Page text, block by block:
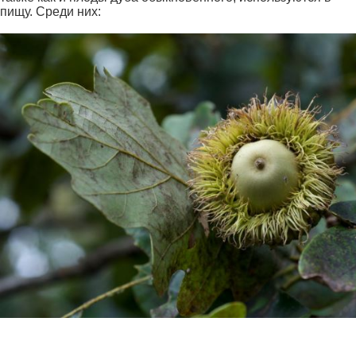
пищу. Среди них: